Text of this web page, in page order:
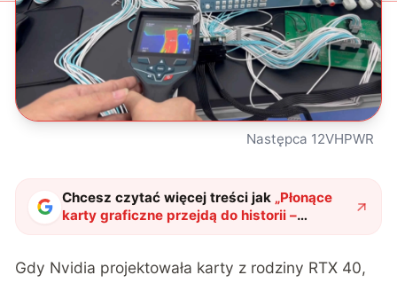
Następca 12VHPWR
Chcesz czytać więcej treści jak „Płonące
karty graficzne przejdą do historii –
niesławne złącze 12VHPWR doczekało się
Gdy Nvidia projektowała karty z rodziny RTX 40,